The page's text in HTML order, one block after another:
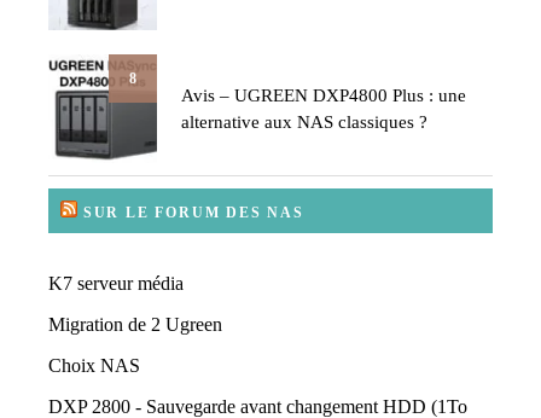
8
Avis – UGREEN DXP4800 Plus : une
alternative aux NAS classiques ?
SUR LE FORUM DES NAS
K7 serveur média
Migration de 2 Ugreen
Choix NAS
DXP 2800 - Sauvegarde avant changement HDD (1To